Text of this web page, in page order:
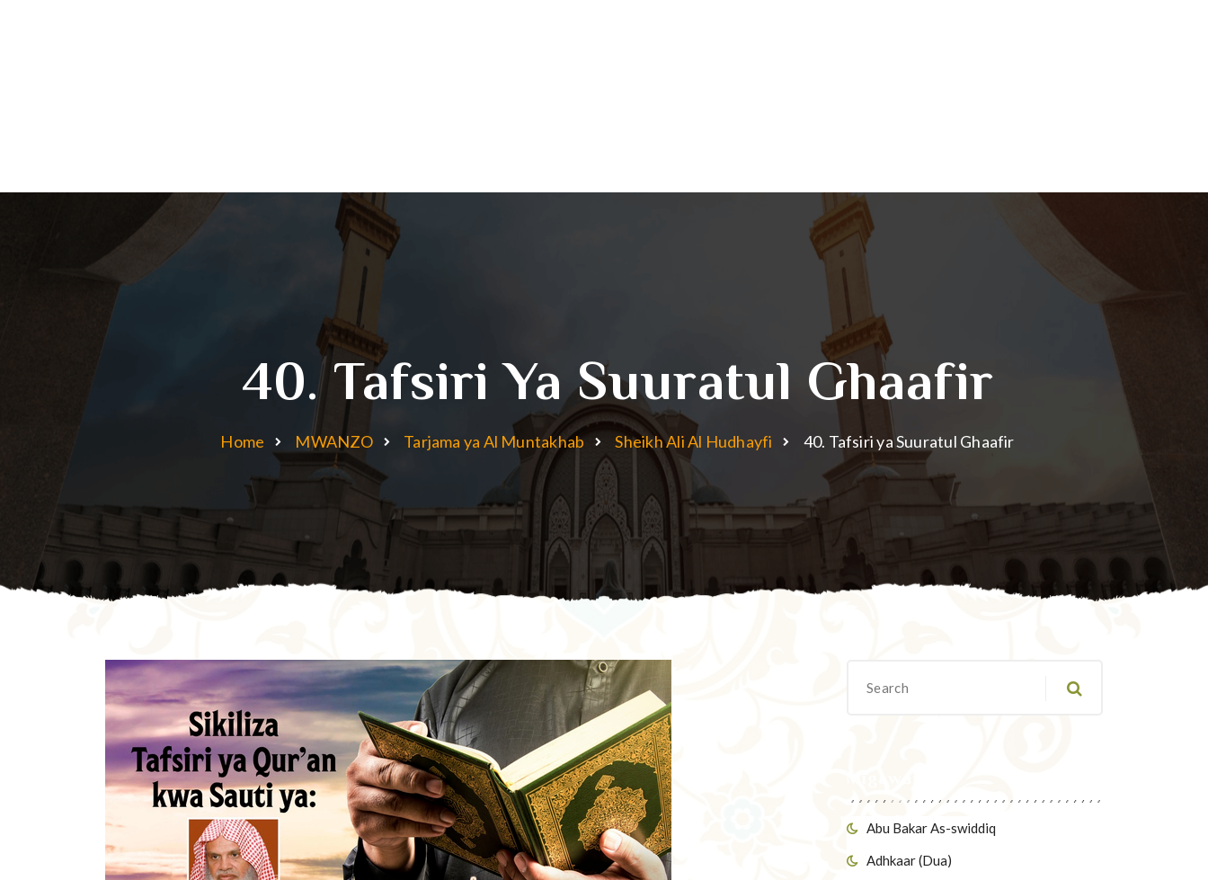
40. Tafsiri Ya Suuratul Ghaafir
Home MWANZO Tarjama ya Al Muntakhab Sheikh Ali Al Hudhayfi 40. Tafsiri ya Suuratul Ghaafir
Abu Bakar As-swiddiq
Adhkaar (Dua)